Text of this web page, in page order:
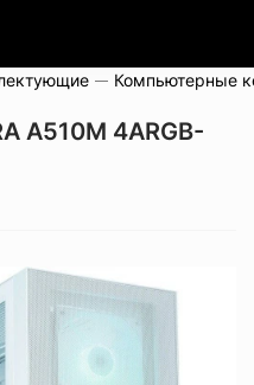
Компьютерные
A510M 4ARGB-